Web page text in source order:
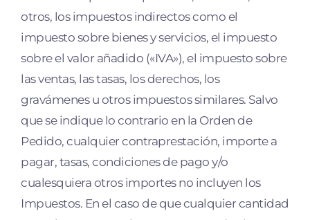
otros, los impuestos indirectos como el
impuesto sobre bienes y servicios, el impuesto
sobre el valor añadido («IVA»), el impuesto sobre
las ventas, las tasas, los derechos, los
gravámenes u otros impuestos similares. Salvo
que se indique lo contrario en la Orden de
Pedido, cualquier contraprestación, importe a
pagar, tasas, condiciones de pago y/o
cualesquiera otros importes no incluyen los
Impuestos. En el caso de que cualquier cantidad